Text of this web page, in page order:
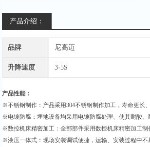
产品介绍：
品牌 尼高迈
升降速度 3-5S
产品性能：
※不锈钢制作：产品采用304不锈钢制作加工，寿命更长
※电镀防腐：埋地设备均采用电镀防腐处理、使其耐酸、
※数控机床精密加工：全部部件采用数控机床精密加工制
※液压一体式：现场安装调试便捷，运输、安装过程中